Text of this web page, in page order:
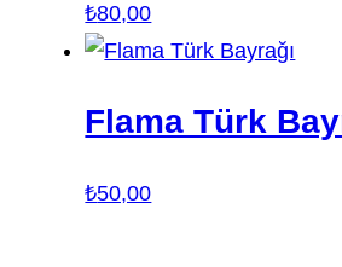
₺80,00
Flama Türk
₺50,00